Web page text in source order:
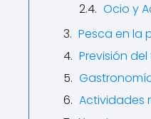
Ocio y
Pesca en la
Previsión
Actividades